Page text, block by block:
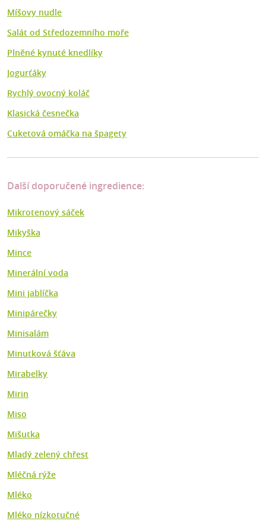
Míšovy nudle
Salát od Středozemního moře
Plněné kynuté knedlíky
Jogurťáky
Rychlý ovocný koláč
Klasická česnečka
Cuketová omáčka na špagety
Další doporučené ingredience:
Mikrotenový sáček
Mikyška
Mince
Minerální voda
Mini jablíčka
Minipárečky
Minisalám
Minutková šťáva
Mirabelky
Mirin
Miso
Mišutka
Mladý zelený chřest
Mléčná rýže
Mléko
Mléko nízkotučné